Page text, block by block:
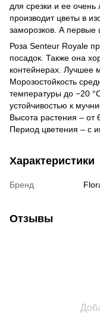
для срезки и ее
производит цветы в
заморозков. А первые
Роза Senteur Royale
посадок. Также она
контейнерах. Лучшее
Морозостойкость
температуры до −20
устойчивостью к
Высота растения – от
Период цветения – с
Характеристики
Бренд
Отзывы